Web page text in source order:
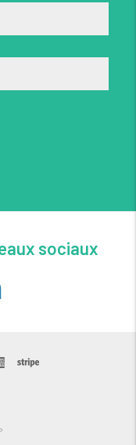
sociaux